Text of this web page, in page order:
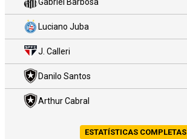
Luciano Juba
J. Calleri
Danilo Santos
Arthur Cabral
ESTATÍSTICAS COMPLETAS